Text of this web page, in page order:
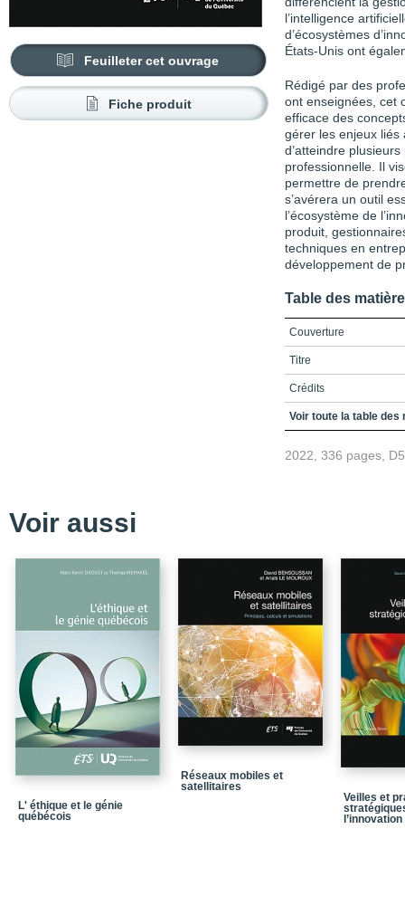
Feuilleter cet ouvrage
Fiche produit
l’intelligence
d’écosystèmes
États-Unis ont
Rédigé par des
ont enseignées, cet
efficace des
gérer les enjeux liés
d’atteindre
professionnelle. Il
permettre de
s’avérera un outil
l’écosystème de
produit,
techniques en
développement de
Table des
Couverture
Titre
Crédits
Première préface
Liste des figures
Liste des sigles et
Le cas intégrateur
Chapitre 1 / Créativité
Conclusion
Relation au cas
Conclusion
Voir toute la table des
2022, 336 pages,
Voir aussi
L' éthique et le génie
québécois
Réseaux mobiles et
satellitaires
Veilles et
l’innovation